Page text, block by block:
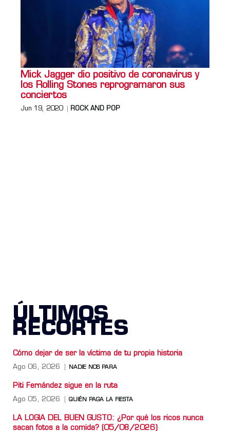
Mick Jagger dio positivo de coronavirus y
los Rolling Stones reprogramaron sus
conciertos
Jun 19, 2020 ROCK AND POP
ÚLTIMOS
RECORTES
Cómo dejar de ser la víctima de tu propia historia
Ago 06, 2026 NADIE NOS PARA
Piti Fernández sigue en la ruta
Ago 05, 2026 QUIÉN PAGA LA FIESTA
LA LOGIA DEL BUEN GUSTO: ¿Por qué los ricos nunca
sacan fotos a la comida? (05/08/2026)